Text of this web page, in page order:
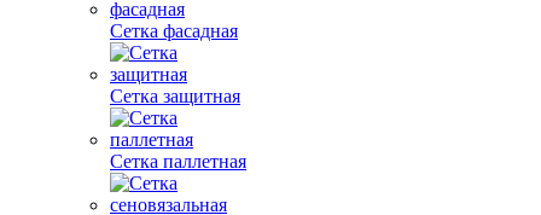
Сетка фасадная
Сетка защитная
Сетка паллетная